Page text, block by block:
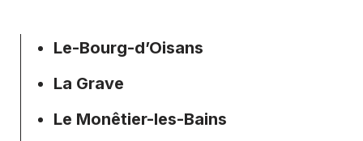
Le-Bourg-d’Oisans
La Grave
Le Monêtier-les-Bains